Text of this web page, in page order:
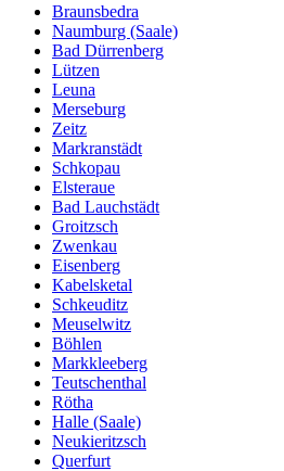
Braunsbedra
Naumburg (Saale)
Bad Dürrenberg
Lützen
Leuna
Merseburg
Zeitz
Markranstädt
Schkopau
Elsteraue
Bad Lauchstädt
Groitzsch
Zwenkau
Eisenberg
Kabelsketal
Schkeuditz
Meuselwitz
Böhlen
Markkleeberg
Teutschenthal
Rötha
Halle (Saale)
Neukieritzsch
Querfurt